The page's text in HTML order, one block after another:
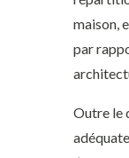
maison,
par
Outre le